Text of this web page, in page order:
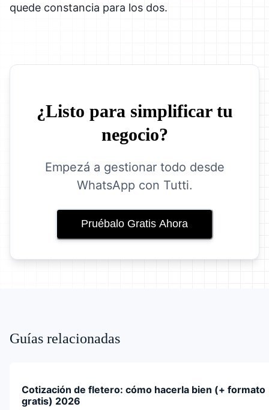
quede constancia para los dos.
¿Listo para simplificar tu
negocio?
Empezá a gestionar todo desde
WhatsApp con Tutti.
Pruébalo Gratis Ahora
Guías relacionadas
Cotización de fletero: cómo hacerla bien (+ formato
gratis) 2026